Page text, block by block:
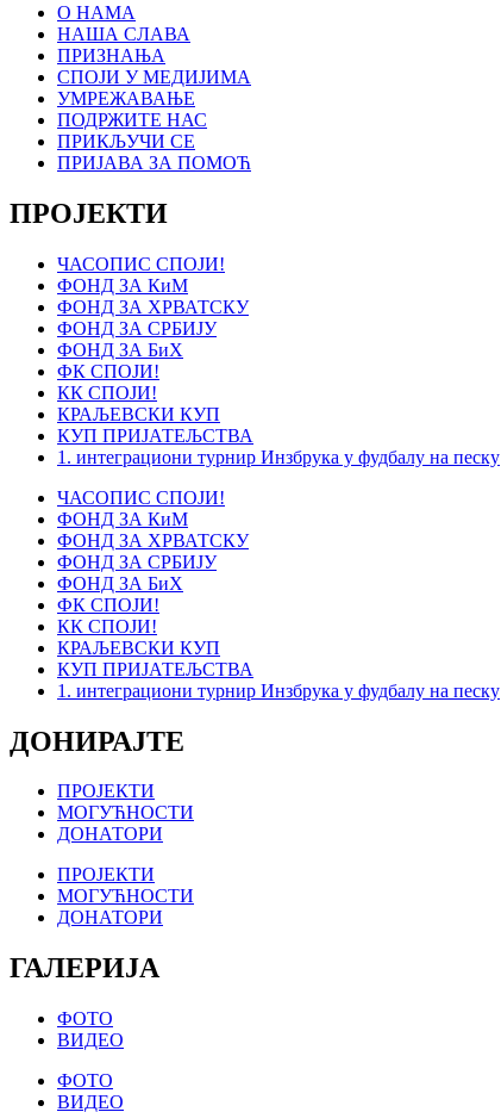
О НАМА
НАША СЛАВА
ПРИЗНАЊА
СПОЈИ У МЕДИЈИМА
УМРЕЖАВАЊЕ
ПОДРЖИТЕ НАС
ПРИКЉУЧИ СЕ
ПРИЈАВА ЗА ПОМОЋ
ПРОЈЕКТИ
ЧАСОПИС СПОЈИ!
ФОНД ЗА КиМ
ФОНД ЗА ХРВАТСКУ
ФОНД ЗА СРБИЈУ
ФОНД ЗА БиХ
ФК СПОЈИ!
КК СПОЈИ!
КРАЉЕВСКИ КУП
КУП ПРИЈАТЕЉСТВА
1. интеграциони турнир Инзбрука у фудбалу на песку
ЧАСОПИС СПОЈИ!
ФОНД ЗА КиМ
ФОНД ЗА ХРВАТСКУ
ФОНД ЗА СРБИЈУ
ФОНД ЗА БиХ
ФК СПОЈИ!
КК СПОЈИ!
КРАЉЕВСКИ КУП
КУП ПРИЈАТЕЉСТВА
1. интеграциони турнир Инзбрука у фудбалу на песку
ДОНИРАЈТЕ
ПРОЈЕКТИ
МОГУЋНОСТИ
ДОНАТОРИ
ПРОЈЕКТИ
МОГУЋНОСТИ
ДОНАТОРИ
ГАЛЕРИЈА
ФОТО
ВИДЕО
ФОТО
ВИДЕО